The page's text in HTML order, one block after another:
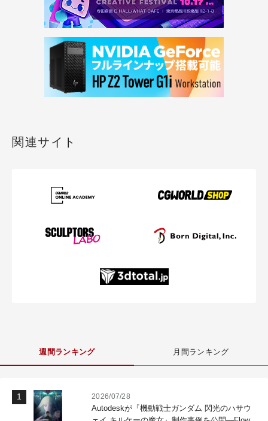
関連サイト
週間ランキング 月間ランキング
2026/07/28
Autodeskが『機動戦士ガンダム 閃光のハサウ